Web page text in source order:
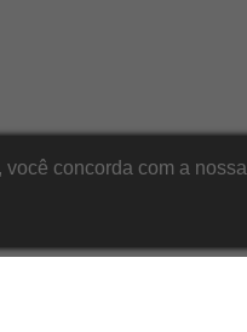
concorda com a nossa